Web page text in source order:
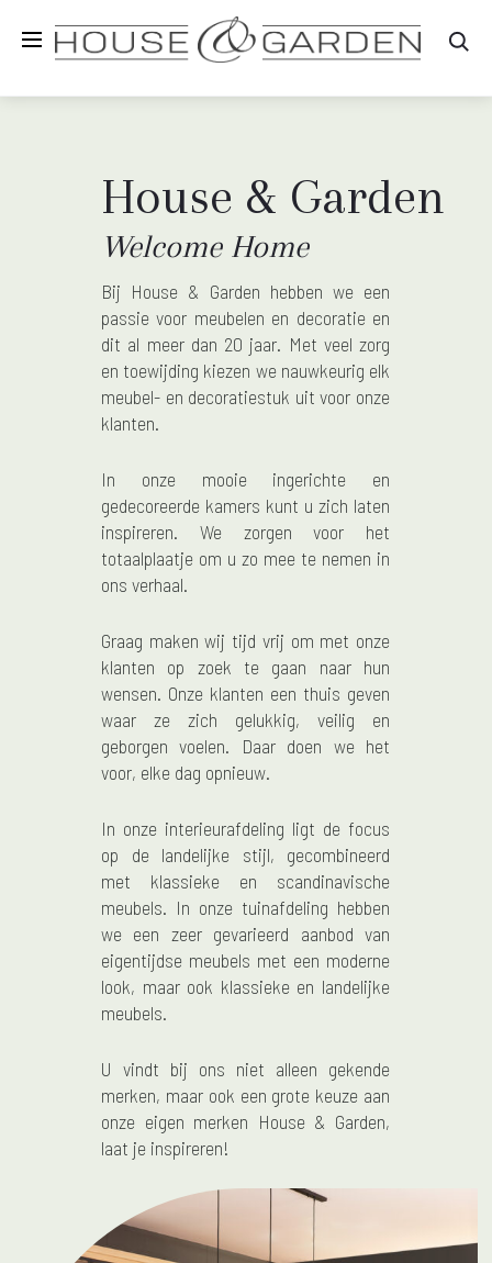
House & Garden
Welcome Home
Bij House & Garden hebben we een
passie voor meubelen en decoratie en
dit al meer dan 20 jaar. Met veel zorg
en toewijding kiezen we nauwkeurig elk
meubel- en decoratiestuk uit voor onze
klanten.
In onze mooie ingerichte en
gedecoreerde kamers kunt u zich laten
inspireren. We zorgen voor het
totaalplaatje om u zo mee te nemen in
ons verhaal.
Graag maken wij tijd vrij om met onze
klanten op zoek te gaan naar hun
wensen. Onze klanten een thuis geven
waar ze zich gelukkig, veilig en
geborgen voelen. Daar doen we het
voor, elke dag opnieuw.
In onze interieurafdeling ligt de focus
op de landelijke stijl, gecombineerd
met klassieke en scandinavische
meubels. In onze tuinafdeling hebben
we een zeer gevarieerd aanbod van
eigentijdse meubels met een moderne
look, maar ook klassieke en landelijke
meubels.
U vindt bij ons niet alleen gekende
merken, maar ook een grote keuze aan
onze eigen merken House & Garden,
laat je inspireren!